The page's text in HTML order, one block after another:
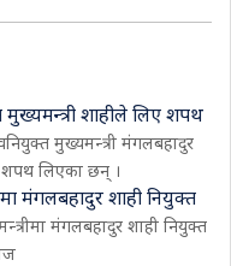
शाहीले लिए शपथ
मुख्यमन्त्री मंगलबहादुर
शपथ लिएका छन् ।
मंगलबहादुर शाही नियुक्त
मंगलबहादुर शाही नियुक्त